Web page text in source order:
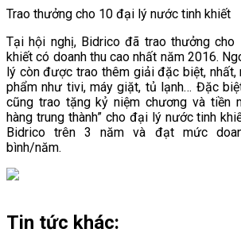
Trao thưởng cho 10 đại lý nước tinh khiết
Tại hội nghị, Bidrico đã trao thưởng
khiết có doanh thu cao nhất năm 2016.
lý còn được trao thêm giải đặc biệt, nhất,
phẩm như tivi, máy giặt, tủ lạnh… Đặc
cũng trao tặng kỷ niệm chương và tiền
hàng trung thành” cho đại lý nước tinh
Bidrico trên 3 năm và đạt mức
bình/năm.
Tin tức khác: